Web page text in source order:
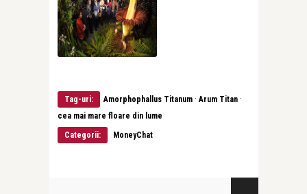
Tag-uri: Amorphophallus Titanum · Arum Titan ·
cea mai mare floare din lume
Categorii:
MoneyChat